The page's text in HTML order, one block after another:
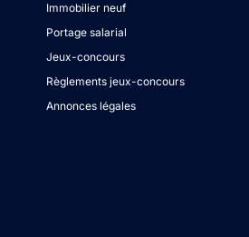
Immobilier neuf
Portage salarial
Jeux-concours
Règlements jeux-concours
Annonces légales